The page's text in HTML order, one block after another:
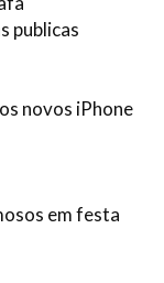
publicas
novos iPhone
em festa